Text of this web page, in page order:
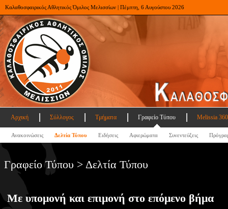
Καλαθοσφαιρικός Αθλητικός Όμιλος Μελισσίων | Πέμπτη, 6 Αυγούστου 2026
Αρχική Σύλλογος Τμήματα Γραφείο Τύπου Melissia
Ανακοινώσεις Δελτία Τύπου Ειδήσεις Αφιερώματα Συνεντεύξεις
Γραφείο Τύπου > Δελτία Τύπου
Με υπομονή και επιμονή στο επόμενο βήμα